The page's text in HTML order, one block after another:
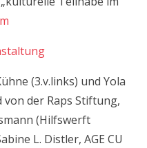
(3.v.links) und Yola
von der Raps Stiftung,
(Hilfswerft
L. Distler, AGE CU